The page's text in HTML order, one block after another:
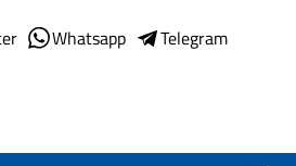
Whatsapp
Telegram